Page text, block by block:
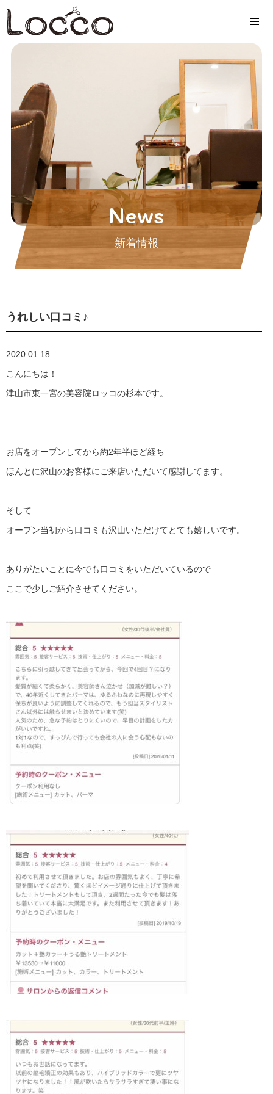
News
新着情報
うれしい口コミ♪
2020.01.18
こんにちは！
津山市東一宮の美容院ロッコの杉本です。
お店をオープンしてから約2年半ほど経ち
ほんとに沢山のお客様にご来店いただいて感謝してます。
そして
オープン当初から口コミも沢山いただけてとても嬉しいです。
ありがたいことに今でも口コミをいただいているので
ここで少しご紹介させてください。